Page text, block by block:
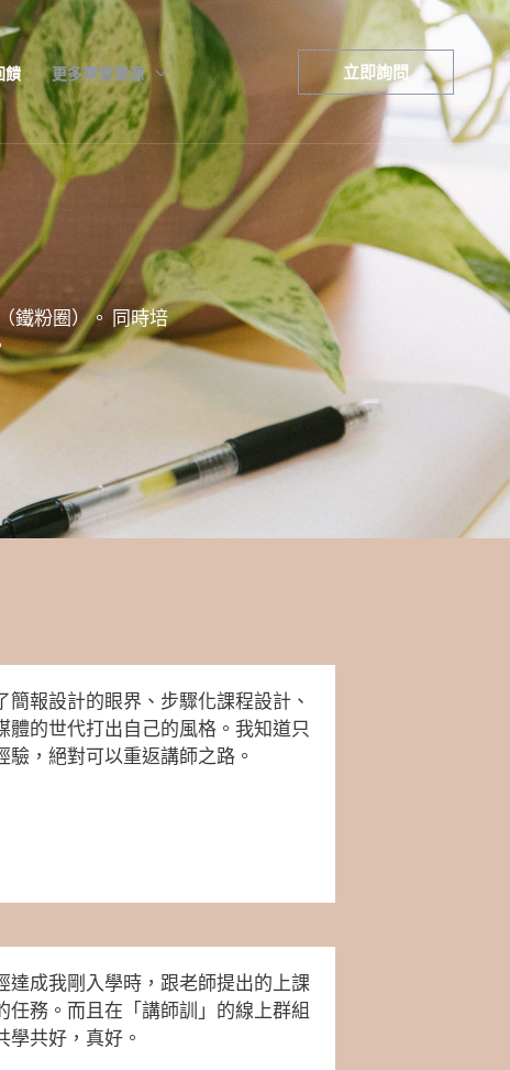
饋 更多學習資源 立即詢問
鐵粉圈）。 同時培
簡報設計的眼界、步驟化課程設計、
的世代打出自己的風格。我知道只
，絕對可以重返講師之路。
達成我剛入學時，跟老師提出的上課
任務。而且在「講師訓」的線上群組
學共好，真好。